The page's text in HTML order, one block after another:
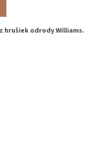
hrušiek odrody Williams.